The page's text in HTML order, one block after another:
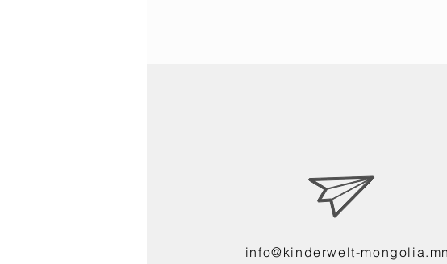
info@kinderwelt-mongolia.mn